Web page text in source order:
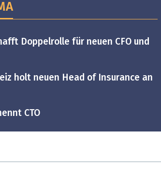
Doppelrolle für neuen CFO und
holt neuen Head of Insurance an
CTO